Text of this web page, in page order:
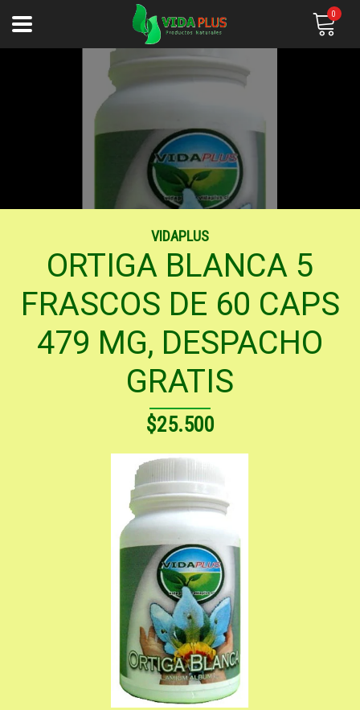
0
VIDAPLUS
ORTIGA BLANCA 5
FRASCOS DE 60 CAPS
479 MG, DESPACHO
GRATIS
$25.500